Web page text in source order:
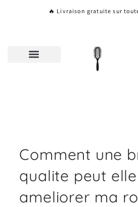
🔥 Livraison gratuite sur
Comment une
qualite peut elle
ameliorer ma